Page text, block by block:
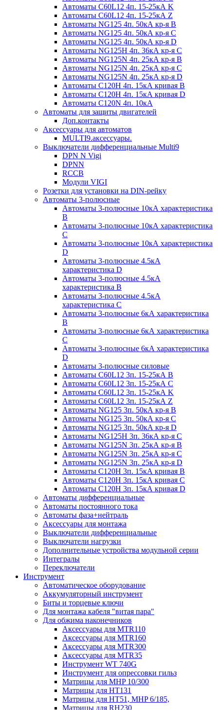
Автоматы C60L12 4п. 15-25кА K
Автоматы C60L12 4п. 15-25кА Z
Автоматы NG125 4п. 50кА кр-я B
Автоматы NG125 4п. 50кА кр-я C
Автоматы NG125 4п. 50кА кр-я D
Автоматы NG125H 4п. 36кА кр-я C
Автоматы NG125N 4п. 25кА кр-я B
Автоматы NG125N 4п. 25кА кр-я C
Автоматы NG125N 4п. 25кА кр-я D
Автоматы С120H 4п. 15кА кривая B
Автоматы С120H 4п. 15кА кривая D
Автоматы С120N 4п. 10кА
Автоматы для защиты двигателей
Доп.контакты
Аксессуары для автоматов
MULTI9.аксессуары.
Выключатели дифференциальные Multi9
DPN N Vigi
DPNN
RCCB
Модули VIGI
Розетки для установки на DIN-рейку
Автоматы 3-полюсные
Автоматы 3-полюсные 10кА характеристика
B
Автоматы 3-полюсные 10кА характеристика
C
Автоматы 3-полюсные 10кА характеристика
D
Автоматы 3-полюсные 4.5кА
характеристика D
Автоматы 3-полюсные 4.5кА
характеристика В
Автоматы 3-полюсные 4.5кА
характеристика С
Автоматы 3-полюсные 6кА характеристика
B
Автоматы 3-полюсные 6кА характеристика
C
Автоматы 3-полюсные 6кА характеристика
D
Автоматы 3-полюсные силовые
Автоматы C60L12 3п. 15-25кА B
Автоматы C60L12 3п. 15-25кА C
Автоматы C60L12 3п. 15-25кА K
Автоматы C60L12 3п. 15-25кА Z
Автоматы NG125 3п. 50кА кр-я B
Автоматы NG125 3п. 50кА кр-я C
Автоматы NG125 3п. 50кА кр-я D
Автоматы NG125H 3п. 36кА кр-я C
Автоматы NG125N 3п. 25кА кр-я B
Автоматы NG125N 3п. 25кА кр-я C
Автоматы NG125N 3п. 25кА кр-я D
Автоматы С120Н 3п. 15кА кривая B
Автоматы С120Н 3п. 15кА кривая C
Автоматы С120Н 3п. 15кА кривая D
Автоматы дифференциальные
Автоматы постоянного тока
Автоматы фаза+нейтраль
Аксессуары для монтажа
Выключатели дифференциальные
Выключатели нагрузки
Дополнительные устройства модульной серии
Интегралы
Переключатели
Инструмент
Автоматическое оборудование
Аккумуляторный инструмент
Биты и торцевые ключи
Для монтажа кабеля "витая пара"
Для обжима наконечников
Аксессуары для MTR110
Аксессуары для MTR160
Аксессуары для MTR300
Аксессуары для MTR35
Инструмент WT 740G
Инструмент для опрессовки гильз
Матрицы для MHP 10/300
Матрицы для НТ131
Матрицы для НТ51, MHP 6/185,
Матрицы для RH230